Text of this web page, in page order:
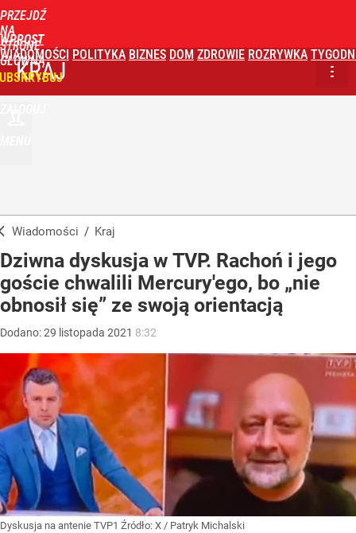
PRZEJDŹ
NA
STRONĘ
GŁÓWNĄ
WPROST
WIADOMOŚCI POLITYKA BIZNES DOM ZDROWIE ROZRYWKA
KRAJ
Wiadomości / Kraj
Dziwna dyskusja w TVP. Rachoń i jego
goście chwalili Mercury'ego, bo „nie
obnosił się” ze swoją orientacją
Dodano:29 listopada 2021 8:32
Dyskusja na antenie TVP1 Źródło: X / Patryk Michalski